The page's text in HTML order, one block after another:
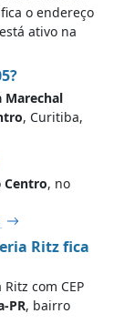
o endereço
ativo na
Marechal
, Curitiba,
Centro, no
Ritz fica
com CEP
PR, bairro